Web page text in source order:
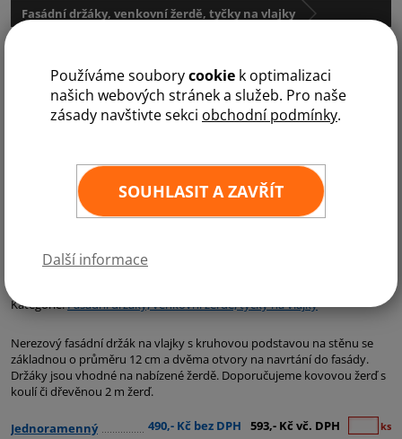
Používáme souborycookie k optimalizaci
našich webových stránek a služeb. Pro naše
zásady navštivte sekci obchodní podmínky.
SOUHLASIT A ZAVŘÍT
Další informace
Fasádní držáky, venkovní žerdě, tyčky na vlajky
nerezový (kruh)
Kategorie:Fasádní držáky, venkovní žerdě, tyčky na vlajky
Nerezový fasádní držák na vlajky s kruhovou podstavou na stěnu se
základnou o průměru 12 cm a dvěma otvory na navrtání do fasády.
Držáky jsou vhodné na nabízené žerdě. Doporučujeme kovovou žerď s
koulí či dřevěnou 2 m žerď.
Jednoramenný 490,- Kč bez DPH 593,- Kč vč. DPH ks